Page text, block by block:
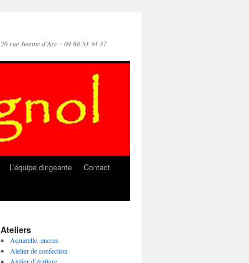
26 rue Jeanne d'Arc – 04 68 51 34 37
L’équipe dirigeante
Contact
Ateliers
Aquarelle, encres
Atelier de confection